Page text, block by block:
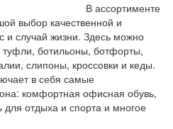
В ассортименте
выбор качественной и
и случай жизни. Здесь можно
туфли, ботильоны, ботфорты,
слипоны, кроссовки и кеды.
в себя самые
комфортная офисная обувь,
отдыха и спорта и многое